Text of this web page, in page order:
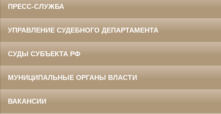
ПРЕСС-СЛУЖБА
УПРАВЛЕНИЕ СУДЕБНОГО ДЕПАРТАМЕНТА
СУДЫ СУБЪЕКТА РФ
МУНИЦИПАЛЬНЫЕ ОРГАНЫ ВЛАСТИ
ВАКАНСИИ